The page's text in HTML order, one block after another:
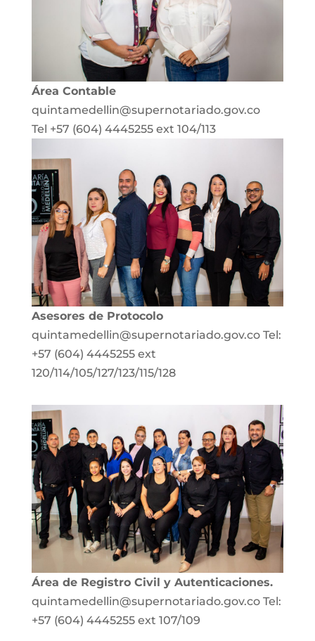
Área Contable
quintamedellin@supernotariado.gov.co
Tel +57 (604) 4445255 ext 104/113
Asesores de Protocolo
quintamedellin@supernotariado.gov.co Tel:
+57 (604) 4445255 ext
120/114/105/127/123/115/128
Área de Registro Civil y Autenticaciones.
quintamedellin@supernotariado.gov.co Tel:
+57 (604) 4445255 ext 107/109